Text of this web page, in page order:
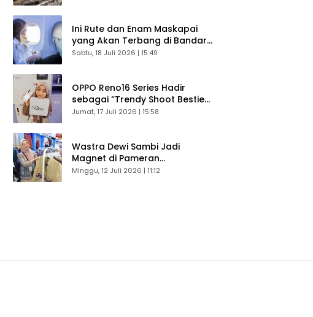
Ini Rute dan Enam Maskapai
yang Akan Terbang di Bandara
Husein Sastranegara
Sabtu, 18 Juli 2026 | 15:49
OPPO Reno16 Series Hadir
sebagai “Trendy Shoot Bestie”,
Bikin Konten Kreator Makin
Jumat, 17 Juli 2026 | 15:58
Wastra Dewi Sambi Jadi
Magnet di Pameran
Dekranasda, Banyak Diminati
Minggu, 12 Juli 2026 | 11:12